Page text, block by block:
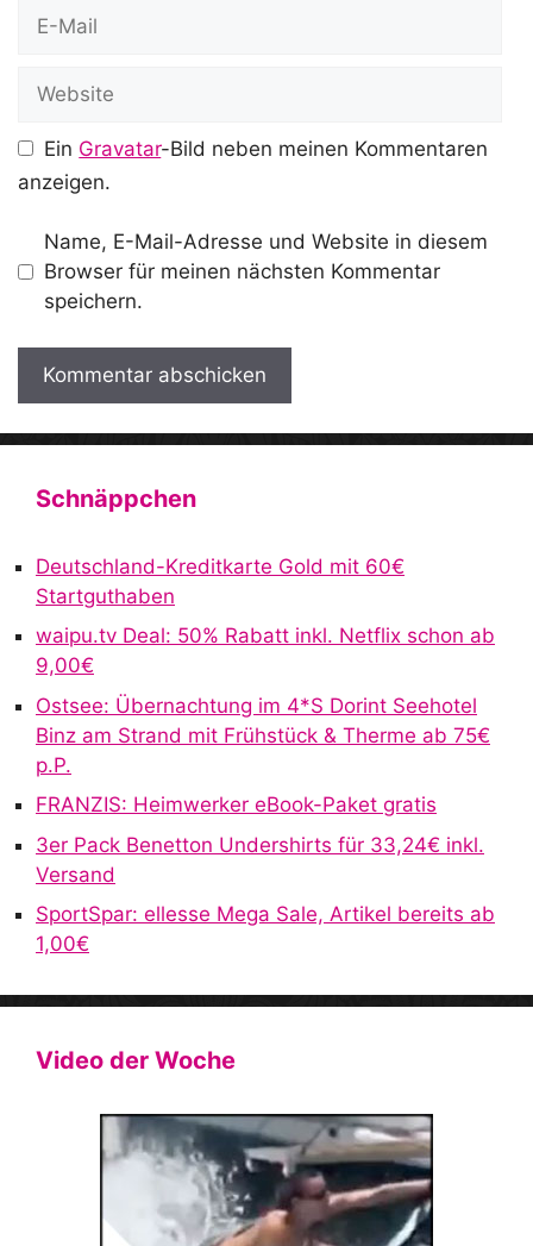
Mail
Ein Gravatar-Bild neben meinen Kommentaren
anzeigen.
Name, E-Mail-Adresse und Website in diesem
Browser für meinen nächsten Kommentar
speichern.
A
n
t
Schnäppchen
Deutschland-Kreditkarte Gold mit 60€
Startguthaben
waipu.tv Deal: 50% Rabatt inkl. Netflix schon ab
9,00€
Ostsee: Übernachtung im 4*S Dorint Seehotel
Binz am Strand mit Frühstück & Therme ab 75€
p.P.
FRANZIS: Heimwerker eBook-Paket gratis
3er Pack Benetton Undershirts für 33,24€ inkl.
Versand
SportSpar: ellesse Mega Sale, Artikel bereits ab
1,00€
Video der Woche